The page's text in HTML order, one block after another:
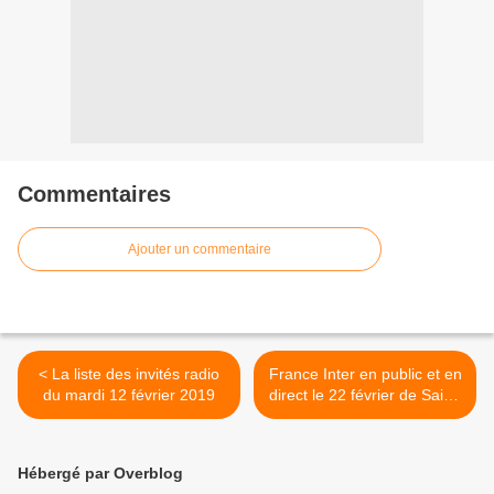
Commentaires
Ajouter un commentaire
< La liste des invités radio
du mardi 12 février 2019
France Inter en public et en
direct le 22 février de Saint-
Etienne >
Hébergé par Overblog